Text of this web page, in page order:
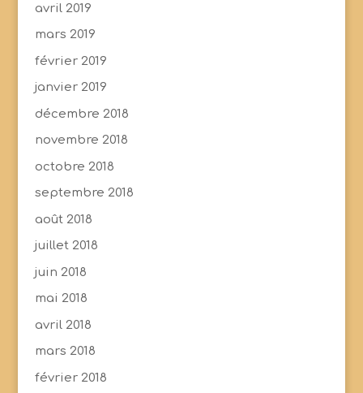
avril 2019
mars 2019
février 2019
janvier 2019
décembre 2018
novembre 2018
octobre 2018
septembre 2018
août 2018
juillet 2018
juin 2018
mai 2018
avril 2018
mars 2018
février 2018